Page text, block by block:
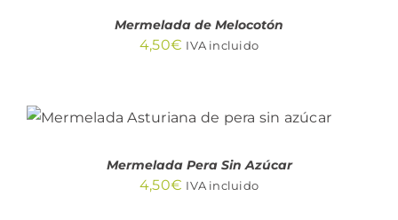
Mermelada de Melocotón
4,50€ IVA incluido
AÑADIR AL CARRITO
/
Mermelada Pera Sin Azúcar
4,50€ IVA incluido